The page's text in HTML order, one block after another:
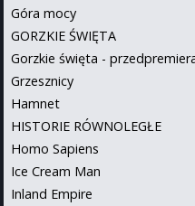
Góra mocy
GORZKIE ŚWIĘTA
Gorzkie święta -
Grzesznicy
Hamnet
HISTORIE RÓWNOLEGŁE
Homo Sapiens
Ice Cream Man
Inland Empire